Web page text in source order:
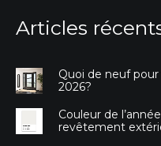
Articles
Quoi de neuf
2026?
Couleur de
revêtement